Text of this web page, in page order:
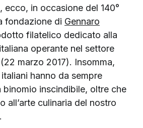
ecco, in occasione del 140°
fondazione di Gennaro
filatelico dedicato alla
operante nel settore
marzo 2017). Insomma,
hanno da sempre
binomio inscindibile, oltre che
all’arte culinaria del nostro